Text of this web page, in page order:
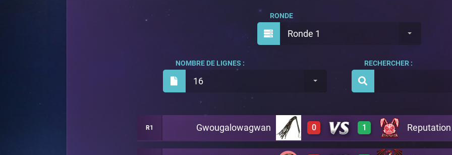
Ronde 1
RONDE
16
NOMBRE DE LIGNES : RECHERCHER :
R1 Gwougalowagwan 0 Reputation
1